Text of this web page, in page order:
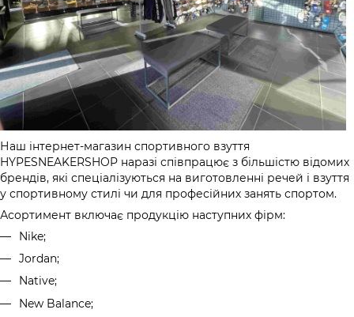
Наш інтернет-магазин спортивного взуття
HYPESNEAKERSHOP наразі співпрацює з більшістю відомих
брендів, які спеціалізуються на виготовленні речей і взуття
у спортивному стилі чи для професійних занять спортом.
Асортимент включає продукцію наступних фірм:
Nike;
Jordan;
Native;
New Balance;